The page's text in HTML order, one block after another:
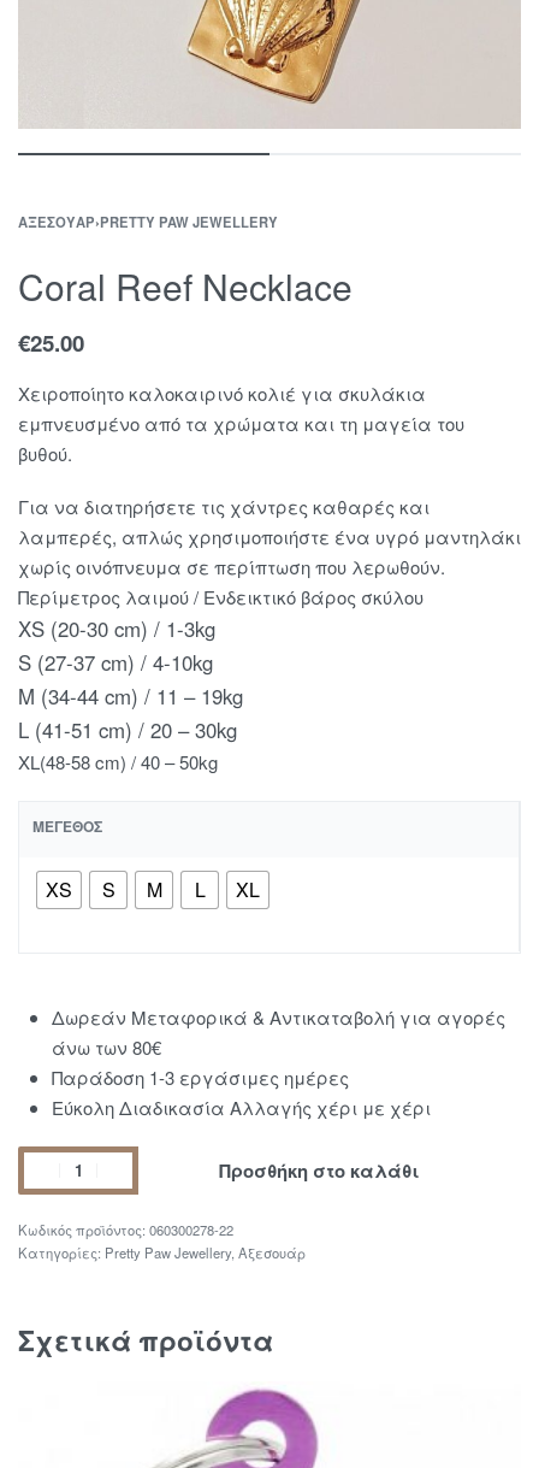
ΑΞΕΣΟΥΆΡ›PRETTY PAW JEWELLERY
Coral Reef Necklace
€25.00
Χειροποίητο καλοκαιρινό κολιέ για σκυλάκια
εμπνευσμένο από τα χρώματα και τη μαγεία του
βυθού.
Για να διατηρήσετε τις χάντρες καθαρές και
λαμπερές, απλώς χρησιμοποιήστε ένα υγρό μαντηλάκι
χωρίς οινόπνευμα σε περίπτωση που λερωθούν.
Περίμετρος λαιμού / Ενδεικτικό βάρος σκύλου
XS (20-30 cm) / 1-3kg
S (27-37 cm) / 4-10kg
M (34-44 cm) / 11 – 19kg
L (41-51 cm) / 20 – 30kg
XL(48-58 cm) / 40 – 50kg
ΜΈΓΕΘΟΣ
XS S M L XL
Δωρεάν Μεταφορικά & Αντικαταβολή για αγορές
άνω των 80€
Παράδοση 1-3 εργάσιμες ημέρες
Εύκολη Διαδικασία Αλλαγής χέρι με χέρι
Προσθήκη στο καλάθι
060300278-22
Κατηγορίες: Pretty Paw Jewellery, Αξεσουάρ
Σχετικά προϊόντα